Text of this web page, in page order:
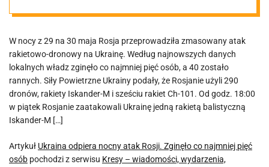
najmniej pięć
osób
W nocy z 29 na 30 maja Rosja przeprowadziła zmasowany atak
rakietowo-dronowy na Ukrainę. Według najnowszych danych
lokalnych władz zginęło co najmniej pięć osób, a 40 zostało
rannych. Siły Powietrzne Ukrainy podały, że Rosjanie użyli 290
dronów, rakiety Iskander-M i sześciu rakiet Ch-101. Od godz. 18:00
w piątek Rosjanie zaatakowali Ukrainę jedną rakietą balistyczną
Iskander-M […]
Artykuł Ukraina odpiera nocny atak Rosji. Zginęło co najmniej pięć
osób pochodzi z serwisu Kresy – wiadomości, wydarzenia,